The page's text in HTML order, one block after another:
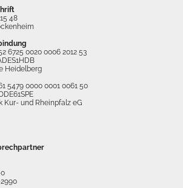
48
6725 0020 0006 2012 53
Heidelberg
5479 0000 0001 0061 50
Kur- und Rheinpfalz eG